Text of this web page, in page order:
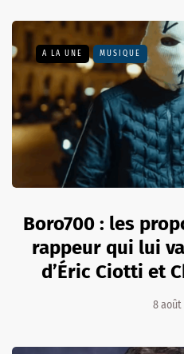
A LA UNE MUSIQUE
Boro700 : les
rappeur qui lui
d’Éric Ciotti et
8 août